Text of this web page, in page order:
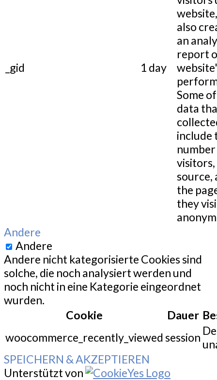
_gid 1 day
also
an
report
Some
data
include
source,
the
they
Andere
Andere
Andere nicht kategorisierte Cookies sind
solche, die noch analysiert werden und
noch nicht in eine Kategorie eingeordnet
wurden.
Cookie
Dauer
woocommerce_recently_viewed session
SPEICHERN & AKZEPTIEREN
Unterstützt von